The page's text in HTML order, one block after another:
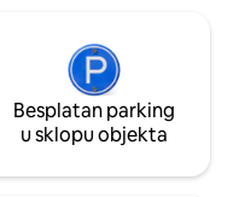
Besplatan parking
u sklopu objekta